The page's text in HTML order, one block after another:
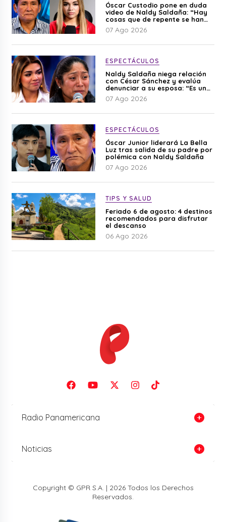
Óscar Custodio pone en duda
video de Naldy Saldaña: “Hay
cosas que de repente se han
editado”
07 Ago 2026
ESPECTÁCULOS
Naldy Saldaña niega relación
con César Sánchez y evalúa
denunciar a su esposa: “Es una
difamación”
07 Ago 2026
ESPECTÁCULOS
Óscar Junior liderará La Bella
Luz tras salida de su padre por
polémica con Naldy Saldaña
07 Ago 2026
TIPS Y SALUD
Feriado 6 de agosto: 4 destinos
recomendados para disfrutar
el descanso
06 Ago 2026
Radio Panamericana
Noticias
Copyright © GPR S.A. | 2026 Todos los Derechos
Reservados.